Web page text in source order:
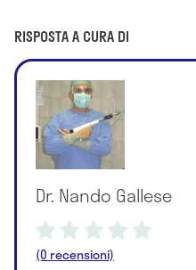
RISPOSTA A CURA DI
Dr. Nando Gallese
(0 recensioni)